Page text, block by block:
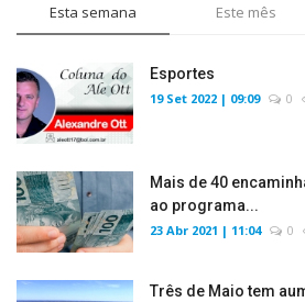
Esta semana Este mês
Esportes
19 Set 2022 | 09:09 0
Mais de 40
ao programa...
23 Abr 2021 | 11:04 0
Três de Maio tem